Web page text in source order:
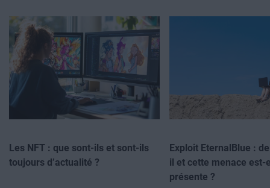
Les NFT : que sont-ils et sont-ils
toujours d’actualité ?
Exploit EternalBlue :
il et cette menace est-
présente ?